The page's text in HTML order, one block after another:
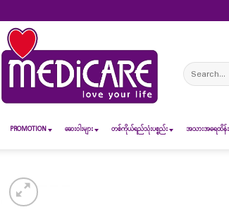
Search
for:
PROMOTION ဆေး၀ါးများ တစ်ကိုယ်ရည်သုံးပစ္စည်း အသားအရေထိန်း